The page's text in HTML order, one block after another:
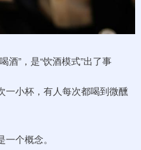
酒”，是“饮酒模式”出了事
一小杯，有人每次都喝到微醺
个概念。